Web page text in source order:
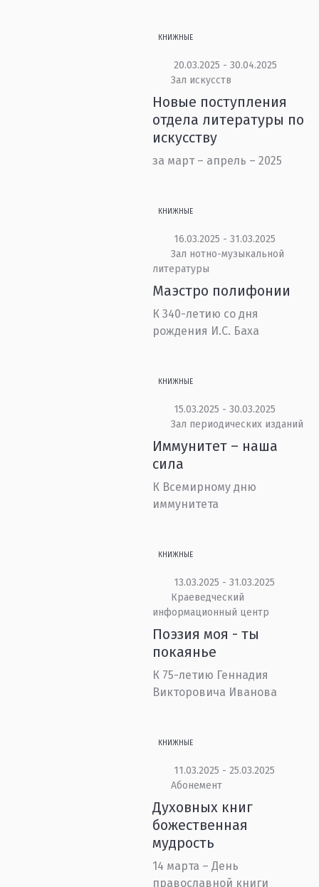
КНИЖНЫЕ
20.03.2025 - 30.04.2025
Зал искусств
Новые поступления
отдела литературы по
искусству
за март – апрель – 2025
КНИЖНЫЕ
16.03.2025 - 31.03.2025
Зал нотно-музыкальной
литературы
Маэстро полифонии
К 340-летию со дня
рождения И.С. Баха
КНИЖНЫЕ
15.03.2025 - 30.03.2025
Зал периодических изданий
Иммунитет – наша
сила
К Всемирному дню
иммунитета
КНИЖНЫЕ
13.03.2025 - 31.03.2025
Краеведческий
информационный центр
Поэзия моя - ты
покаянье
К 75-летию Геннадия
Викторовича Иванова
КНИЖНЫЕ
11.03.2025 - 25.03.2025
Абонемент
Духовных книг
божественная
мудрость
14 марта – День
православной книги